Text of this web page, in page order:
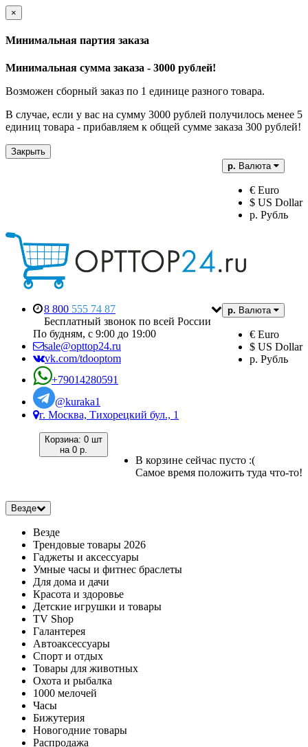
×
Минимальная партия заказа
Минимальная сумма заказа - 3000 рублей!
Возможен сборный заказ по 1 единице разного товара.
В случае, если у вас на сумму 3000 рублей получилось менее 5
единиц товара - прибавляем к общей сумме заказа 300 рублей!
Закрыть
р. Валюта
€ Euro
$ US Dollar
р. Рубль
р. Валюта
€ Euro
$ US Dollar
р. Рубль
8 800 555 74 87
Бесплатный звонок по всей России
По будням, с 9:00 до 19:00
sale@opttop24.ru
vk.com/tdooptom
+79014280591
@kuraka1
г. Москва, Тихорецкий бул., 1
Корзина: 0 шт
на 0 р.
В корзине сейчас пусто :(
Самое время положить туда что-то!
Везде
Везде
Трендовые товары 2026
Гаджеты и аксессуары
Умные часы и фитнес браслеты
Для дома и дачи
Красота и здоровье
Детские игрушки и товары
TV Shop
Галантерея
Автоаксессуары
Спорт и отдых
Товары для животных
Охота и рыбалка
1000 мелочей
Часы
Бижутерия
Новогодние товары
Распродажа